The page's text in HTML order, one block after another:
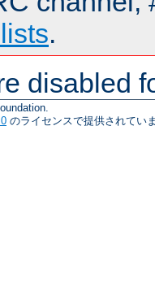
.
disabled
のライセンスで提供されてい